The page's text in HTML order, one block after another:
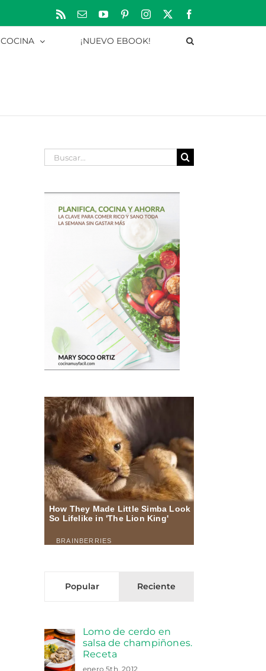
Rss
CorreoYouTubePinterestInstagram
X
¡NUEVO EBOOK!
Buscar:
Popular Reciente
Lomo de cerdo en
salsa de champiñones.
Receta
enero 5th, 2012